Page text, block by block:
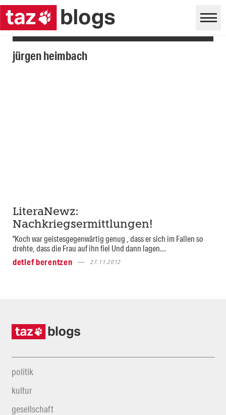
jürgen heimbach
LiteraNewz:
Nachkriegsermittlungen!
"Koch war geistesgegenwärtig genug , dass er sich im Fallen so
drehte, dass die Frau auf ihn fiel Und dann lagen...
detlef berentzen
27.11.2012
politik
kultur
gesellschaft